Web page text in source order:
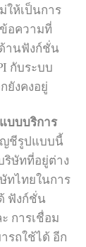
ให้เป็นการ
อความที่
านฟังก์ชั่น
กับระบบ
ยังคงอยู่
บบบริการ
ชีรูปแบบนี้
ริษัทที่อยู่ต่าง
ทไทยในการ
ฟังก์ชั่น
การเชื่อม
รถใช้ได้ อีก